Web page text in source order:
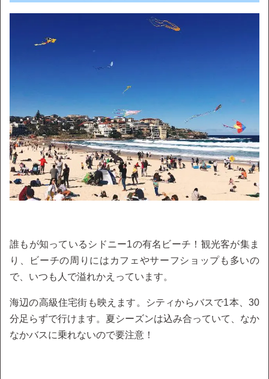
誰もが知っているシドニー1の有名ビーチ！観光客が集ま
り、ビーチの周りにはカフェやサーフショップも多いの
で、いつも人で溢れかえっています。
海辺の高級住宅街も映えます。シティからバスで1本、30
分足らずで行けます。夏シーズンは込み合っていて、なか
なかバスに乗れないので要注意！